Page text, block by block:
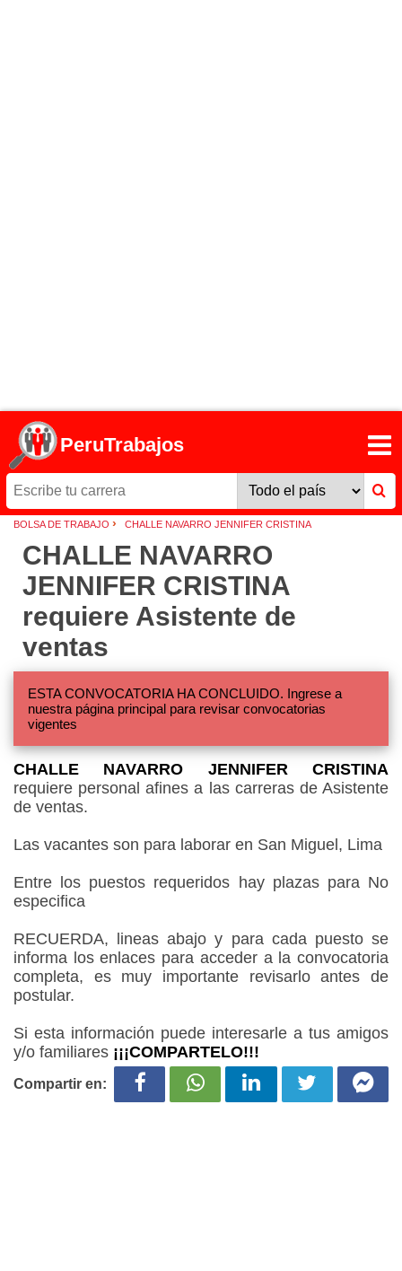
PeruTrabajos
BOLSA DE TRABAJO › CHALLE NAVARRO JENNIFER CRISTINA
CHALLE NAVARRO
JENNIFER CRISTINA
requiere Asistente de
ventas
ESTA CONVOCATORIA HA CONCLUIDO. Ingrese a
nuestra página principal para revisar convocatorias
vigentes
CHALLE NAVARRO JENNIFER CRISTINA
requiere personal afines a las carreras de Asistente
de ventas.
Las vacantes son para laborar en San Miguel, Lima
Entre los puestos requeridos hay plazas para No
especifica
RECUERDA, lineas abajo y para cada puesto se
informa los enlaces para acceder a la convocatoria
completa, es muy importante revisarlo antes de
postular.
Si esta información puede interesarle a tus amigos
y/o familiares ¡¡¡COMPARTELO!!!
Compartir en: